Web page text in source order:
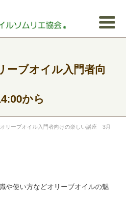
ーブオイル入門者向
から
オリーブオイル入門者向けの楽しい講座 3月
や使い方などオリーブオイルの魅